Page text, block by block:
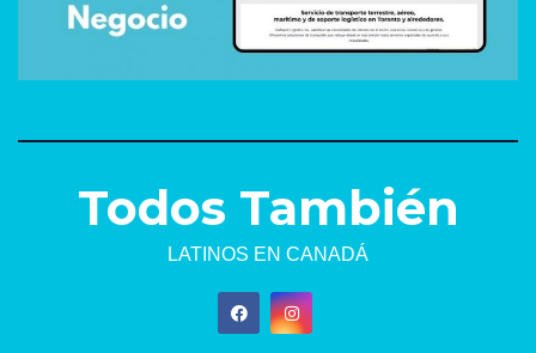
Todos También
LATINOS EN CANADÁ